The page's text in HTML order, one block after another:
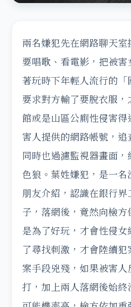
兩名嫌犯先在網路聊天
要唱歌、看電影，把被害
著玩時下年輕人流行的「
要求對方輸了要脫衣服，
館或是山區公廁性侵害
害人提供的網路帳號，追
同時也過濾監視器畫面
色狼。葉姓嫌犯，是一名
朋友介紹，認識在銀行界
子，落網後，竟然向檢方
是為了好玩，才會性侵
了尋找刺激，才會陸續
案手段兇殘，如果被害
打，加上兩人落網後始終